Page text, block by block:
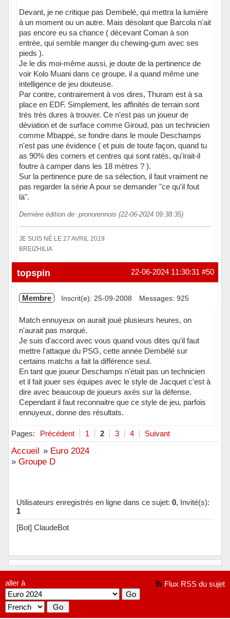
Devant, je ne critique pas Dembelé, qui mettra la lumière
à un moment ou un autre. Mais désolant que Barcola n'ait
pas encore eu sa chance ( décevant Coman à son
entrée, qui semble manger du chewing-gum avec ses
pieds ).
Je le dis moi-même aussi, je doute de la pertinence de
voir Kolo Muani dans ce groupe, il a quand même une
intelligence de jeu douteuse.
Par contre, contrairement à vos dires, Thuram est à sa
place en EDF. Simplement, les affinités de terrain sont
très très dures à trouver. Ce n'est pas un joueur de
déviation et de surface comme Giroud, pas un technicien
comme Mbappé, se fondre dans le moule Deschamps
n'est pas une évidence ( et puis de toute façon, quand tu
as 90% des corners et centres qui sont ratés, qu'irait-il
foutre à camper dans les 18 mètres ? ).
Sur la pertinence pure de sa sélection, il faut vraiment ne
pas regarder la série A pour se demander "ce qu'il fout
là".
Dernière édition de: pronorennois (22-06-2024 09:38:35)
JE SUIS NÉ LE 27 AVRIL 2019
BREIZHILIA
Hors ligne #50
22-06-2024 11:30:31
topspin
Membre Inscrit(e): 25-09-2008 Messages: 925
Match ennuyeux on aurait joué plusieurs heures, on
n'aurait pas marqué.
Je suis d'accord avec vous quand vous dites qu'il faut
mettre l'attaque du PSG, cette année Dembélé sur
certains matchs a fait la différence seul.
En tant que joueur Deschamps n'était pas un technicien
et il fait jouer ses équipes avec le style de Jacquet c'est à
dire avec beaucoup de joueurs axés sur la défense.
Cependant il faut reconnaitre que ce style de jeu, parfois
ennuyeux, donne des résultats.
Hors ligne
Pages: Précédent 1 2 3 4 Suivant
Accueil » Euro 2024
» Groupe D
Utilisateurs enregistrés en ligne dans ce sujet: 0, Invité(s):
1
[Bot] ClaudeBot
aller à Flux RSS du sujet